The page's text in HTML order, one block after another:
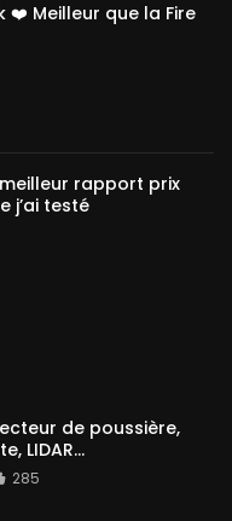
❤️ Meilleur que la Fire
rapport prix
j’ai testé
de poussière,
LIDAR…
285